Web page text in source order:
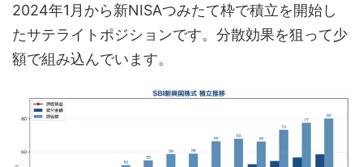
2024年1月から新NISAつみたて枠で積立を開始し
たサテライトポジションです。分散効果を狙って少
額で組み込んでいます。